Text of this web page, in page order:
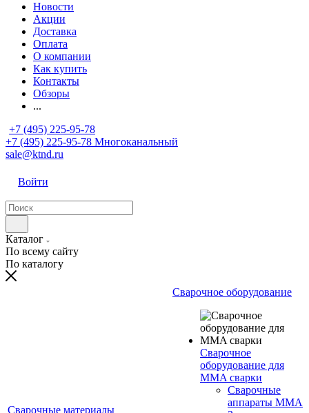
Новости
Акции
Доставка
Оплата
О компании
Как купить
Контакты
Обзоры
...
+7 (495) 225-95-78
+7 (495) 225-95-78 Многоканальный
sale@ktnd.ru
Войти
Каталог
По всему сайту
По каталогу
Сварочные материалы
Сварочное оборудование
Сварочное
оборудование для
MMA сварки
Сварочные
аппараты MMA